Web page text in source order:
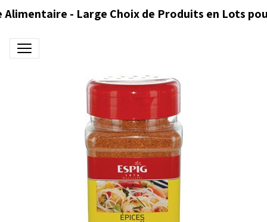
Alimentaire - Large Choix de Produits en Lots